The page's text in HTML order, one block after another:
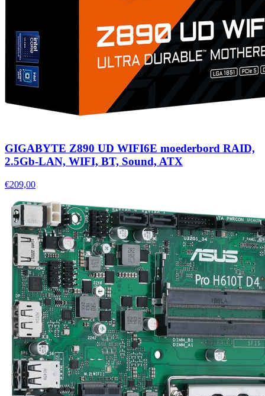
GIGABYTE Z890 UD WIFI6E moederbord RAID,
2.5Gb-LAN, WIFI, BT, Sound, ATX
€209,00